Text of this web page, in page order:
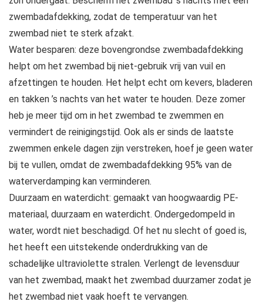
zwembadafdekking, zodat de temperatuur van het
zwembad niet te sterk afzakt.
Water besparen: deze bovengrondse zwembadafdekking
helpt om het zwembad bij niet-gebruik vrij van vuil en
afzettingen te houden. Het helpt echt om kevers, bladeren
en takken ’s nachts van het water te houden. Deze zomer
heb je meer tijd om in het zwembad te zwemmen en
vermindert de reinigingstijd. Ook als er sinds de laatste
zwemmen enkele dagen zijn verstreken, hoef je geen water
bij te vullen, omdat de zwembadafdekking 95% van de
waterverdamping kan verminderen.
Duurzaam en waterdicht: gemaakt van hoogwaardig PE-
materiaal, duurzaam en waterdicht. Ondergedompeld in
water, wordt niet beschadigd. Of het nu slecht of goed is,
het heeft een uitstekende onderdrukking van de
schadelijke ultraviolette stralen. Verlengt de levensduur
van het zwembad, maakt het zwembad duurzamer zodat je
het zwembad niet vaak hoeft te vervangen.